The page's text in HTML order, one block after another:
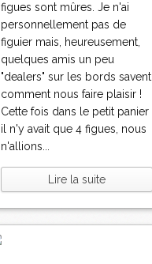
figues sont mûres. Je n'ai
personnellement pas de
figuier mais, heureusement,
quelques amis un peu
"dealers" sur les bords savent
comment nous faire plaisir !
Cette fois dans le petit panier
il n'y avait que 4 figues, nous
n'allions...
Lire la suite